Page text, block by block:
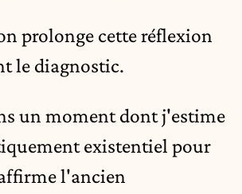
prolonge cette réflexion
le diagnostic.
un moment dont j'estime
existentiel pour
l'ancien